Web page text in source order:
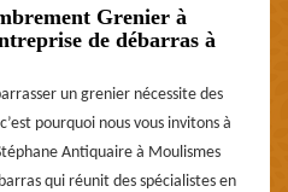
Grenier à
de débarras à
un grenier nécessite des
pourquoi nous vous invitons à
Antiquaire à Moulismes
qui réunit des spécialistes en